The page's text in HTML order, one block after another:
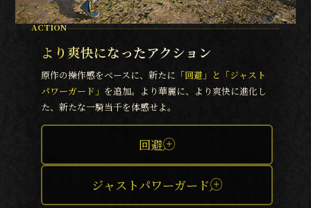
ACTION
より爽快になったアクション
原作の操作感をベースに、新たに 「回避」と「ジャスト
パワーガード」 を追加。より華麗に、より爽快に進化し
た、新たな一騎当千を体感せよ。
回避
ジャストパワーガード